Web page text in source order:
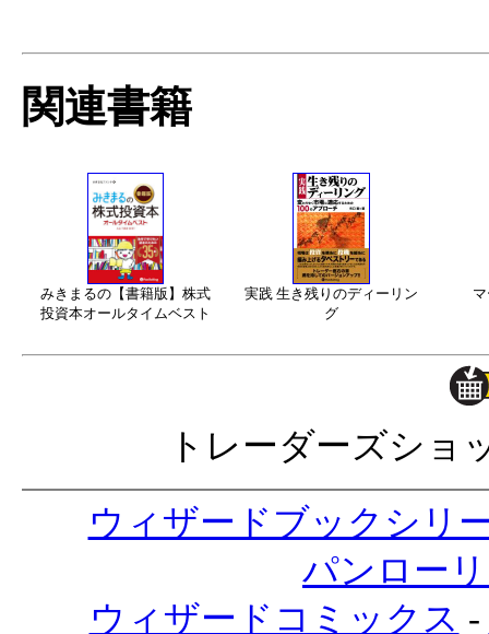
関連書籍
みきまるの【書籍版】株式
投資本オールタイムベスト
実践 生き残りのディーリン
グ
トレーダーズショ
ウィザードブックシリ
パンロー
ウィザードコミックス -